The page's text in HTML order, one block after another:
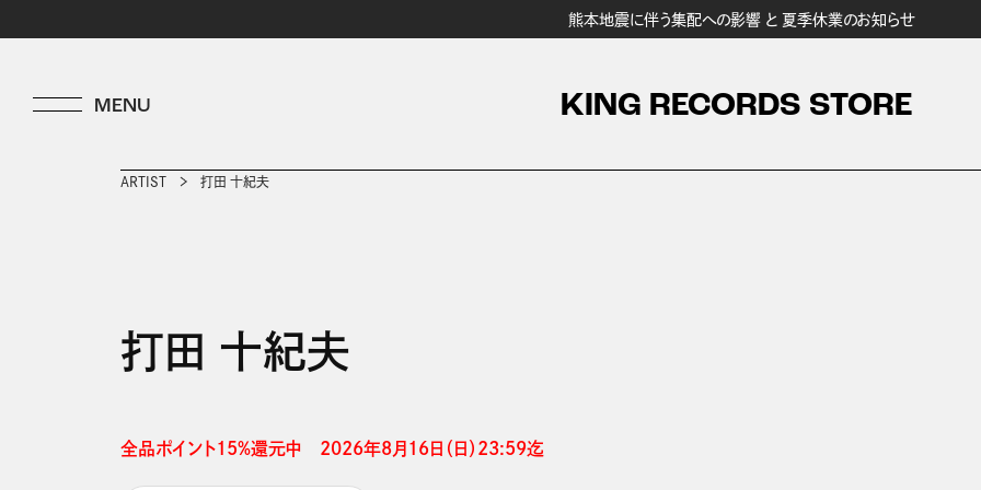
熊本地震に伴う集配への影響 と 夏季休業のお知らせ
KING RECORDS STORE
ARTIST 打田 十紀夫
打田 十紀夫
全品ポイント15%還元中　2026年8月16日（日）23:59迄